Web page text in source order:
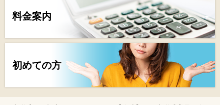
料金案内
初めての方